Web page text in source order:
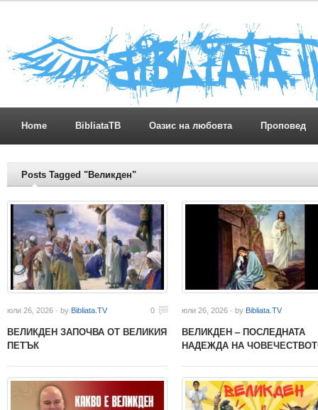
Home BibliataTB Оазис на любовта Проповед
Posts Tagged "Великден"
юли 26, 2026 · by Bibliata.TV 0
ВЕЛИКДЕН ЗАПОЧВА ОТ ВЕЛИКИЯ
ПЕТЪК
юли 26, 2026 · by Bibliata.TV
ВЕЛИКДЕН – ПОСЛЕДНАТА
НАДЕЖДА НА